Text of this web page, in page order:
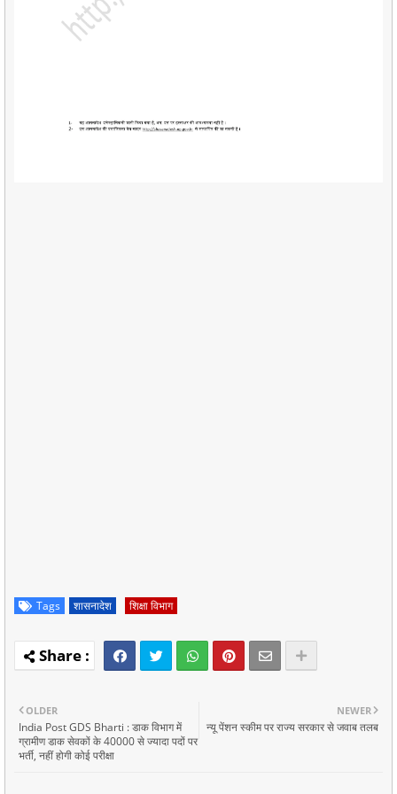
Tags शासनादेश शिक्षा विभाग
NEWER
न्यू पेंशन स्कीम पर राज्य सरकार से जवाब तलब
OLDER
India Post GDS Bharti : डाक विभाग में
ग्रामीण डाक सेवकों के 40000 से ज्यादा पदों पर
भर्ती, नहीं होगी कोई परीक्षा